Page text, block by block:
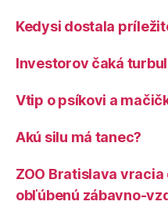
Kedysi dostala
Investorov čaká
Vtip o psíkovi a
Akú silu má tanec?
ZOO Bratislava
obľúbenú zábavno-